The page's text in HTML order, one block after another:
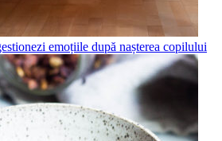
emoțiile după nașterea copilului